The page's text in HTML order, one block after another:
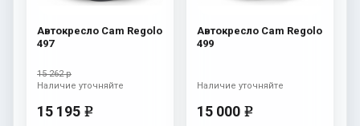
Автокресло Cam Regolo
497
15 262 р
15 195 e
Наличие уточняйте
Автокресло Cam Regolo
499
15 000 e
Наличие уточняйте